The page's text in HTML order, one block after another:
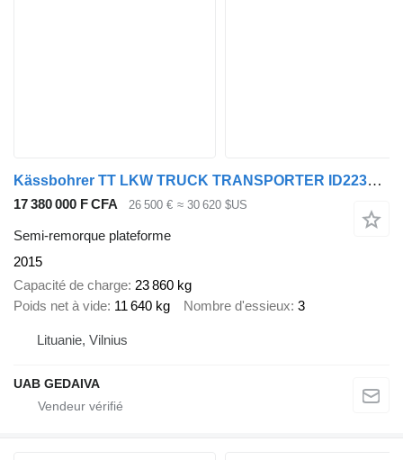
Kässbohrer TT LKW TRUCK TRANSPORTER ID223475
17 380 000 F CFA 26 500 € ≈ 30 620 $US
Semi-remorque plateforme
2015
Capacité de charge 23 860 kg
Poids net à vide 11 640 kg Nombre d'essieux 3
Lituanie, Vilnius
UAB GEDAIVA